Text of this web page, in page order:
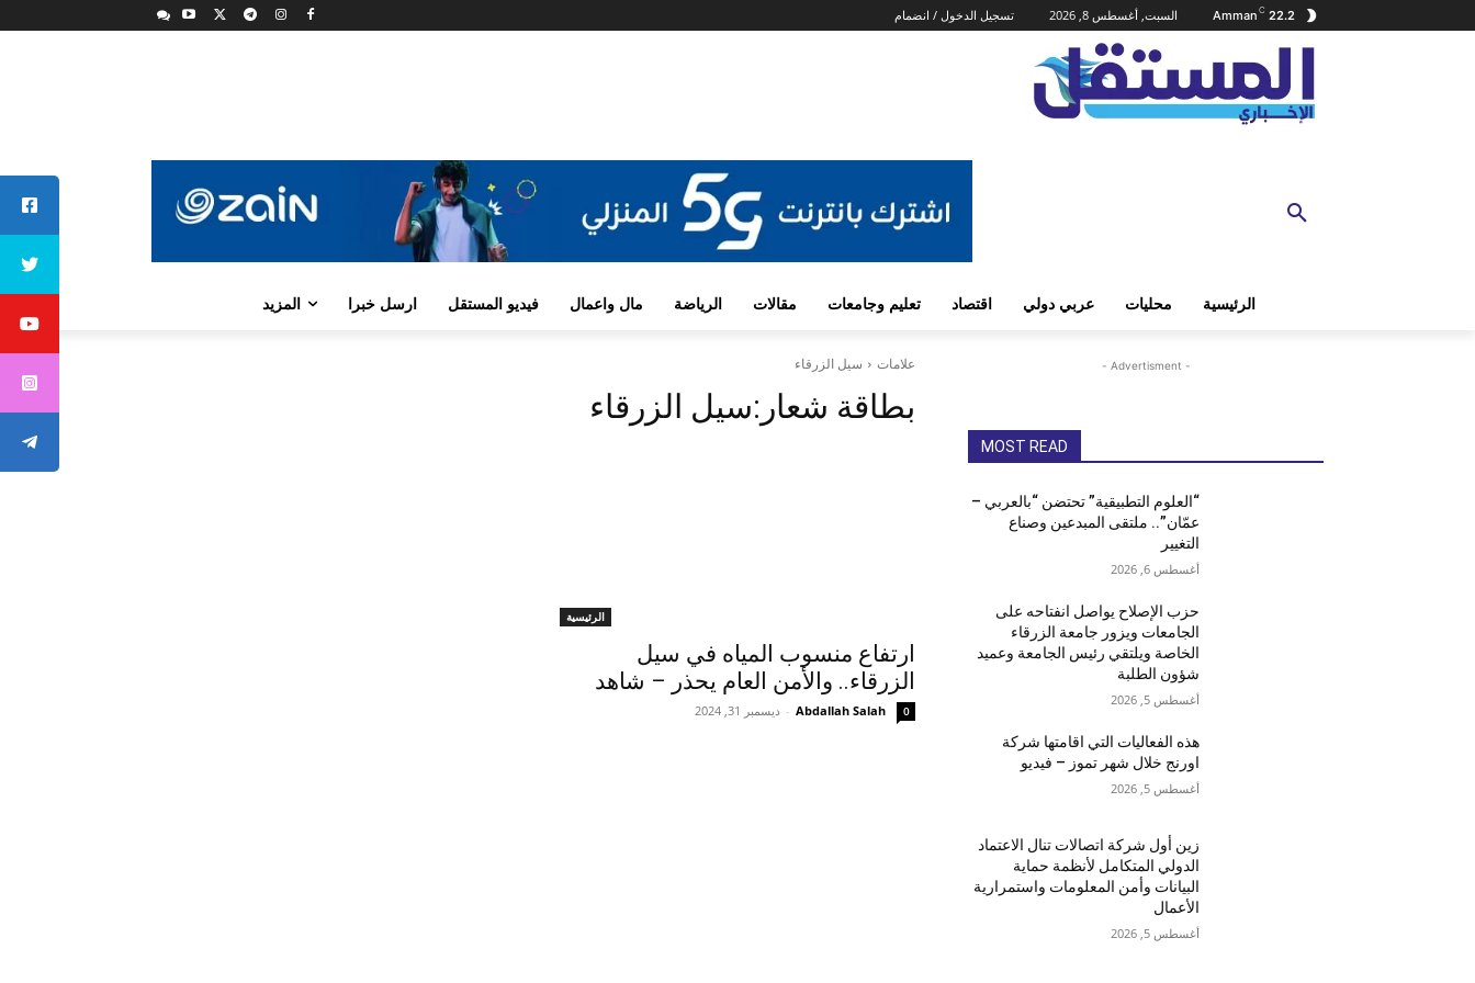
22.2
C
Amman السبت, أغسطس 8, 2026 تسجيل الدخول / انضمام
الرئيسية محليات عربي دولي اقتصاد تعليم وجامعات مقالات الرياضة مال واعمال فيديو المستقل ارسل خبرا المزيد
علامات سيل الزرقاء
بطاقة شعار:سيل الزرقاء
الرئيسية
ارتفاع منسوب المياه في سيل
الزرقاء.. والأمن العام يحذر – شاهد
Abdallah Salah
- ديسمبر 31, 2024 0
- Advertisment -
MOST READ
“العلوم التطبيقية” تحتضن “بالعربي –
عمّان”.. ملتقى المبدعين وصناع
التغيير
أغسطس 6, 2026
حزب الإصلاح يواصل انفتاحه على
الجامعات ويزور جامعة الزرقاء
الخاصة ويلتقي رئيس الجامعة وعميد
شؤون الطلبة
أغسطس 5, 2026
هذه الفعاليات التي اقامتها شركة
اورنج خلال شهر تموز – فيديو
أغسطس 5, 2026
زين أول شركة اتصالات تنال الاعتماد
الدولي المتكامل لأنظمة حماية
البيانات وأمن المعلومات واستمرارية
الأعمال
أغسطس 5, 2026